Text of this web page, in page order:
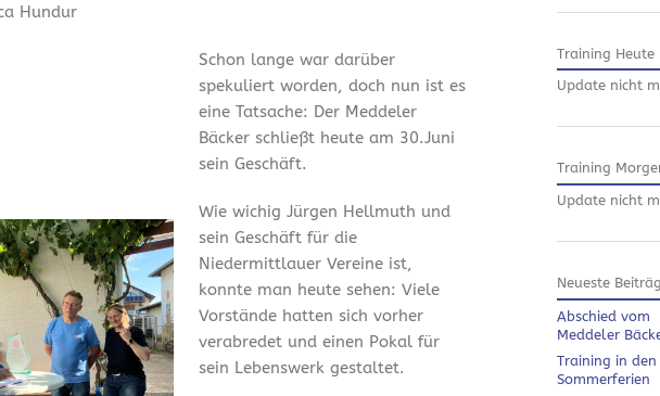
Hundur
Schon lange war darüber
spekuliert worden, doch nun ist es
eine Tatsache: Der Meddeler
Bäcker schließt heute am 30.Juni
sein Geschäft.
Wie wichig Jürgen Hellmuth und
sein Geschäft für die
Niedermittlauer Vereine ist,
konnte man heute sehen: Viele
Vorstände hatten sich vorher
verabredet und einen Pokal für
sein Lebenswerk gestaltet.
Training Heute
Update nicht
Training
Update nicht
Neueste
Abschied vom
Meddeler
Training in den
Sommerferien